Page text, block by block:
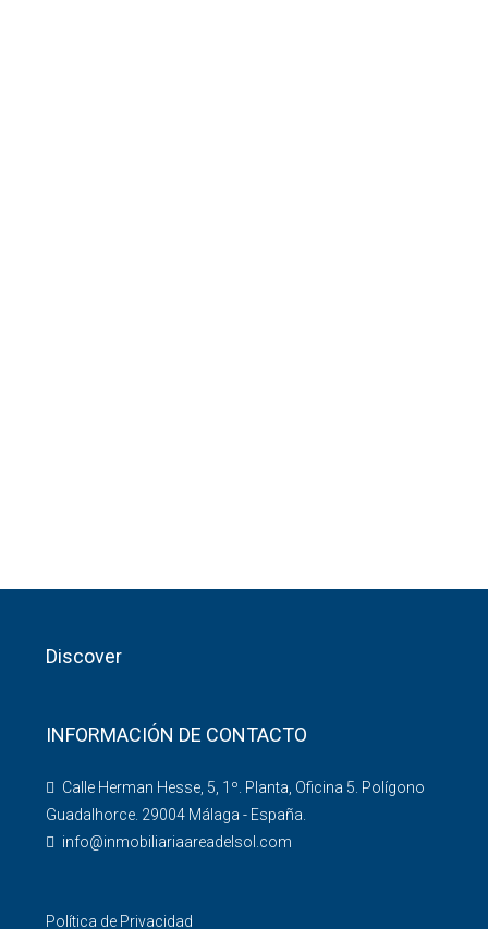
Discover
INFORMACIÓN DE CONTACTO
Calle Herman Hesse, 5, 1º. Planta, Oficina 5. Polígono
Guadalhorce. 29004 Málaga - España.
info@inmobiliariaareadelsol.com
Política de Privacidad